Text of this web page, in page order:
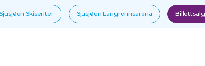
Sjusjøen Skisenter Sjusjøen Langrennsarena Billettsalg